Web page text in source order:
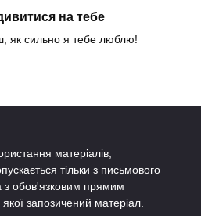
на тебе
як сильно я тебе люблю!
матеріалів,
тільки з письмового
з обов'язковим прямим
запозичений матеріал.